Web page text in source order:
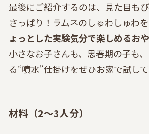
最後にご紹介するのは、見た目も
さっぱり！ラムネのしゅわしゅわを
ょっとした実験気分で楽しめるお
小さなお子さんも、思春期の子も
る“噴水”仕掛けをぜひお家で試し
材料（2〜3人分）